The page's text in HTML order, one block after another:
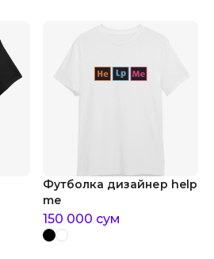
Футболка дизайнер help
me
150 000 сум